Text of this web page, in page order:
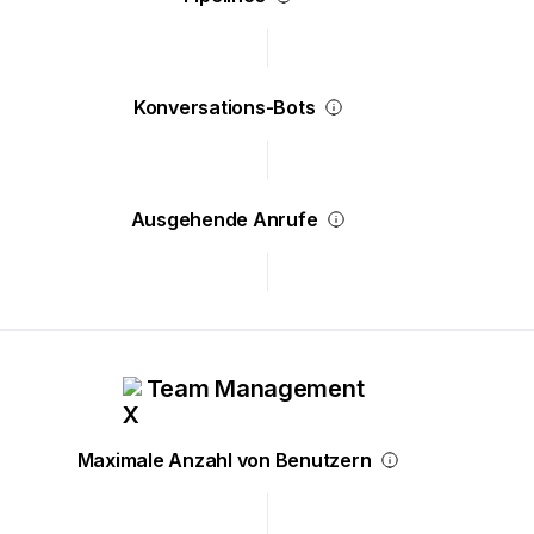
Konversations-Bots
Ausgehende Anrufe
Team Management
Maximale Anzahl von Benutzern